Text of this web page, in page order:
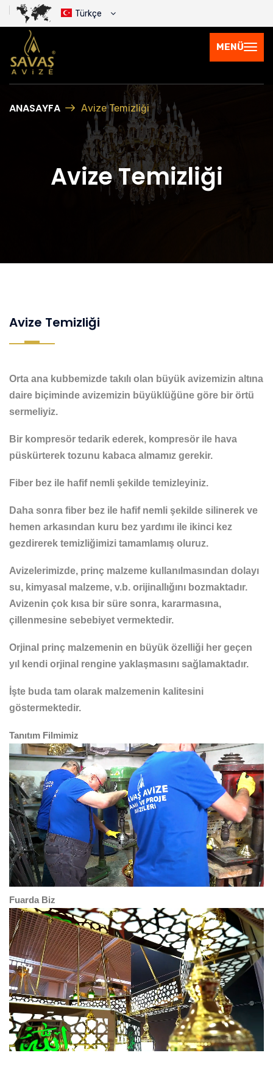
Türkçe
MENÜ
ANASAYFA Avize Temizliği
Avize Temizliği
Avize Temizliği
Orta ana kubbemizde takılı olan büyük avizemizin altına
daire biçiminde avizemizin büyüklüğüne göre bir örtü
sermeliyiz.
Bir kompresör tedarik ederek, kompresör ile hava
püskürterek tozunu kabaca almamız gerekir.
Fiber bez ile hafif nemli şekilde temizleyiniz.
Daha sonra fiber bez ile hafif nemli şekilde silinerek ve
hemen arkasından kuru bez yardımı ile ikinci kez
gezdirerek temizliğimizi tamamlamış oluruz.
Avizelerimizde, prinç malzeme kullanılmasından dolayı
su, kimyasal malzeme, v.b. orijinallığını bozmaktadır.
Avizenin çok kısa bir süre sonra, kararmasına,
çillenmesine sebebiyet vermektedir.
Orjinal prinç malzemenin en büyük özelliği her geçen
yıl kendi orjinal rengine yaklaşmasını sağlamaktadır.
İşte buda tam olarak malzemenin kalitesini
göstermektedir.
Tanıtım Filmimiz
Fuarda Biz